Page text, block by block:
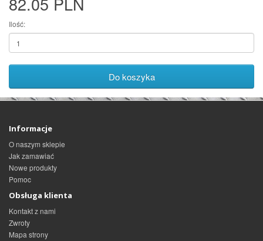
Ilość:
Do koszyka
Informacje
O naszym sklepie
Jak zamawiać
Nowe produkty
Pomoc
Obsługa klienta
Kontakt z nami
Zwroty
Mapa strony